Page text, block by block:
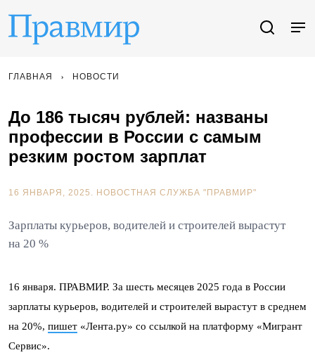
ГЛАВНАЯ НОВОСТИ
До 186 тысяч рублей: названы
профессии в России с самым
резким ростом зарплат
16 ЯНВАРЯ, 2025. НОВОСТНАЯ СЛУЖБА "ПРАВМИР"
Зарплаты курьеров, водителей и строителей вырастут
на 20 %
16 января. ПРАВМИР. За шесть месяцев 2025 года в России
зарплаты курьеров, водителей и строителей вырастут в среднем
на 20%, пишет «Лента.ру» со ссылкой на платформу «Мигрант
Сервис».